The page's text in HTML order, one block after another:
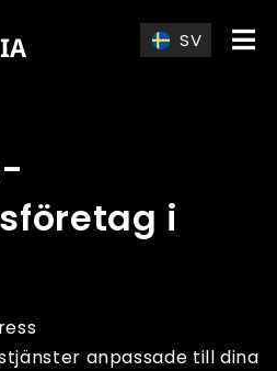
SV
i
anpassade till dina